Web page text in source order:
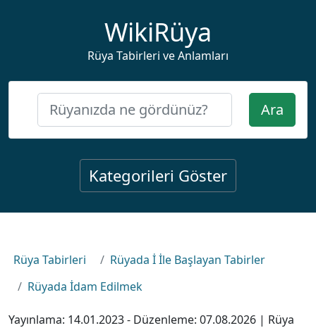
WikiRüya
Rüya Tabirleri ve Anlamları
Ara
Kategorileri Göster
Rüya Tabirleri
Rüyada İ İle Başlayan Tabirler
Rüyada İdam Edilmek
Yayınlama: 14.01.2023- Düzenleme: 07.08.2026 | Rüya